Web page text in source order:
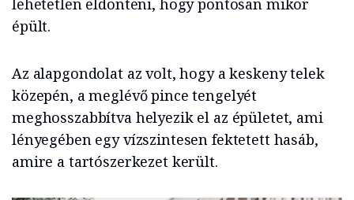
lehetetlen eldönteni, hogy pontosan mikor
épült.
Az alapgondolat az volt, hogy a keskeny telek
közepén, a meglévő pince tengelyét
meghosszabbítva helyezik el az épületet, ami
lényegében egy vízszintesen fektetett hasáb,
amire a tartószerkezet került.